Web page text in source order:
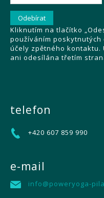
Kliknutím na tlačítko
používáním
účely zpětného kontaktu.
ani odesílána třetím
telefon
+420 607 859 990
e-mail
info@poweryoga-